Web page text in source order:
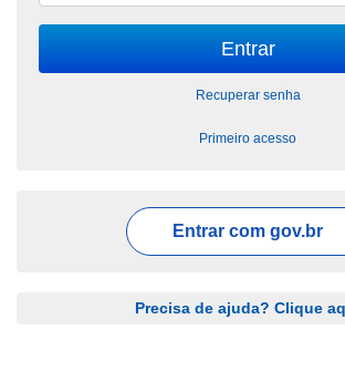
Recuperar senha
Primeiro acesso
Entrar com gov.br
Precisa de ajuda? Clique